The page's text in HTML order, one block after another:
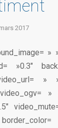
2017
»
»0.3″
» »
»